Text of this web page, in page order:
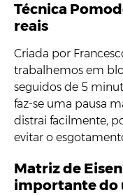
Técnica
reais
Criada por
trabalhemos em
seguidos de 5
faz-se uma pausa
distrai facilmente,
evitar o
Matriz de
importante do